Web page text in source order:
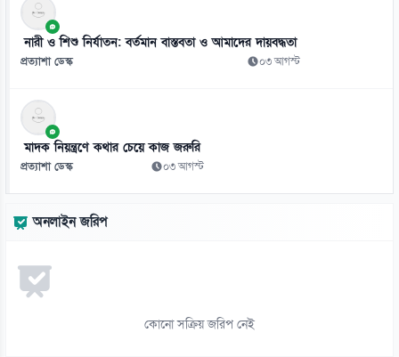
নারী ও শিশু নির্যাতন: বর্তমান বাস্তবতা ও আমাদের দায়বদ্ধতা
প্রত্যাশা ডেস্ক ০৩ আগস্ট
মাদক নিয়ন্ত্রণে কথার চেয়ে কাজ জরুরি
প্রত্যাশা ডেস্ক ০৩ আগস্ট
অনলাইন জরিপ
কোনো সক্রিয় জরিপ নেই